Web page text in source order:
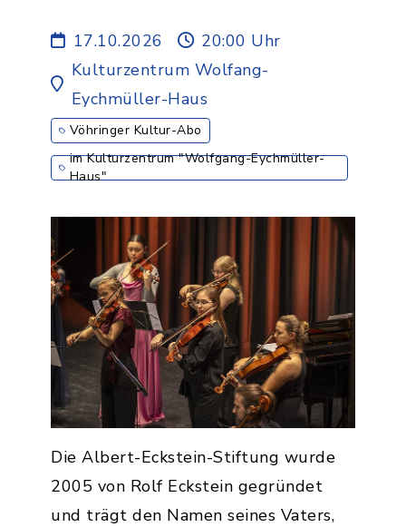
17.10.2026
20:00 Uhr
Kulturzentrum Wolfang-
Eychmüller-Haus
Vöhringer Kultur-Abo
im Kulturzentrum "Wolfgang-Eychmüller-
Haus"
Die Albert-Eckstein-Stiftung wurde
2005 von Rolf Eckstein gegründet
und trägt den Namen seines Vaters,